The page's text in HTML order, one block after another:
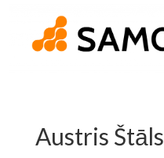
Austris Štāls